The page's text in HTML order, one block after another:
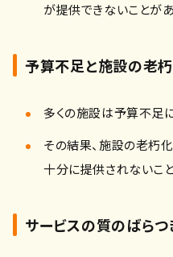
が提供できないことがあ
予算不足と施設の老
多くの施設は予算不足
その結果、施設の老朽
十分に提供されないこ
サービスの質のばらつ